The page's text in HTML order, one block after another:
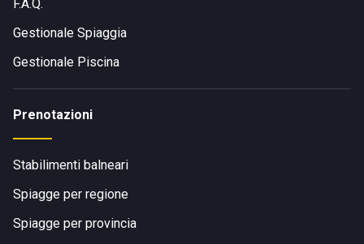
F.A.Q.
Gestionale Spiaggia
Gestionale Piscina
Prenotazioni
Stabilimenti balneari
Spiagge per regione
Spiagge per provincia